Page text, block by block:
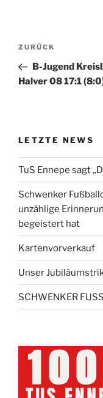
Vorheriger
Beitrag
ZURÜCK
B-Jugend
Halver 08 17:1
LETZTE NEWS
TuS Ennepe sagt
Schwenker
unzählige
begeistert hat
Kartenvorverkauf
Unser
SCHWENKER